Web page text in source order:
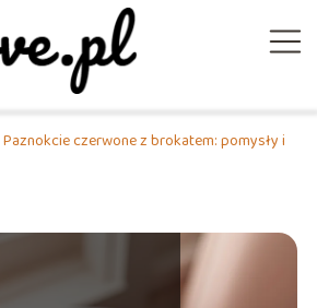
Paznokcie czerwone z brokatem: pomysły i